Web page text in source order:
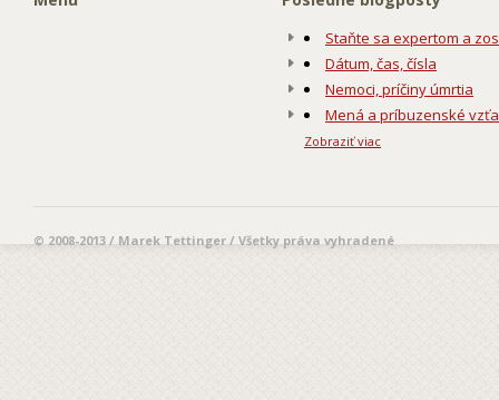
Staňte sa expertom a
Dátum, čas, čísla
Nemoci, príčiny úmrtia
Mená a príbuzenské
Zobraziť viac
© 2008-2013 / Marek Tettinger / Všetky práva vyhradené